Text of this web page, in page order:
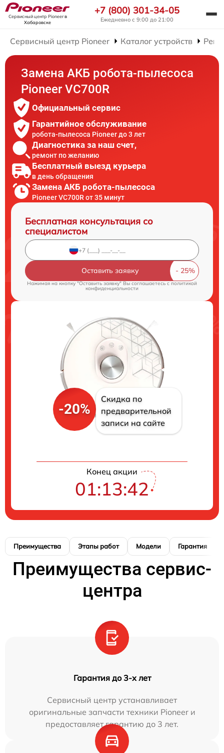
Сервисный центр Pioneerв
Хабаровске
+7 (800) 301-34-05
Ежедневно с 9:00 до 21:00
Сервисный центр Pioneer Каталог устройств
Замена АКБ робота-пылесоса
Pioneer VC700R
Официальный сервис
Гарантийное обслуживание
робота-пылесоса Pioneer до 3 лет
Диагностика за наш счет,
ремонт по желанию
Бесплатный выезд курьера
в день обращения
Замена АКБ робота-пылесоса
Pioneer VC700R от 35 минут
Бесплатная консультация со
специалистом
Оставить заявку
Нажимая на кнопку "Оставить заявку" Вы соглашаетесь c политикой
конфиденциальности
-20%
Скидка по
предварительной
записи на сайте
Конец акции
01:13:41
Преимущества Этапы работ Модели Гарантия
Преимущества сервис-
центра
Гарантия до 3-х лет
Сервисный центр устанавливает
оригинальные запчасти техники Pioneer и
предоставляет гарантию до 3 лет.